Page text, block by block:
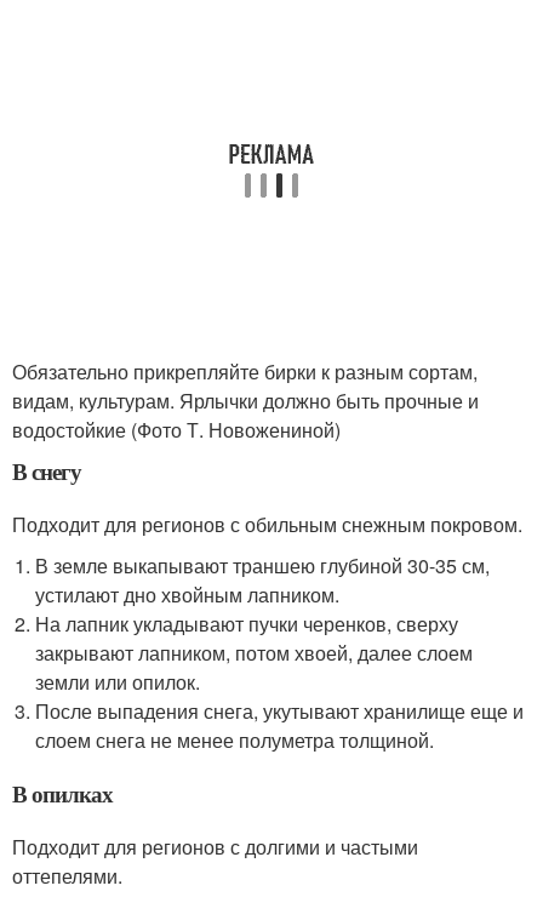
Обязательно прикрепляйте бирки к разным сортам,
видам, культурам. Ярлычки должно быть прочные и
водостойкие (Фото Т. Новожениной)
В снегу
Подходит для регионов с обильным снежным покровом.
В земле выкапывают траншею глубиной 30-35 см,
устилают дно хвойным лапником.
На лапник укладывают пучки черенков, сверху
закрывают лапником, потом хвоей, далее слоем
земли или опилок.
После выпадения снега, укутывают хранилище еще и
слоем снега не менее полуметра толщиной.
В опилках
Подходит для регионов с долгими и частыми
оттепелями.